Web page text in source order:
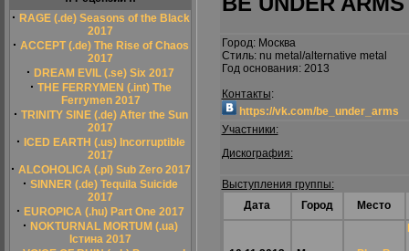
· RAGE (.de) Seasons of the Black
2017
· ACCEPT (.de) The Rise of Chaos
2017
· DREAM EVIL (.se) Six 2017
· THE FERRYMEN (.int) The
Ferrymen 2017
· TRINITY SINE (.de) After the Sun
2017
· ICED EARTH (.us) Incorruptible
2017
· ALCOHOLICA (.pl) Sub Zero 2017
· SINNER (.de) Tequila Suicide
2017
· EUROPICA (.hu) Part One 2017
· NOKTURNAL MORTUM (.ua)
Істина 2017
Город: Москва
Стиль: nu metal/alternative metal
Год основания: 2013
Контакты:
https://vk.com/be_under_arms
Участники:
Дискография:
Выступления группы:
Дата
Город Место